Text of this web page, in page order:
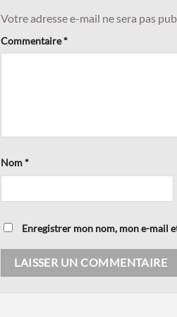
Votre adresse e-mail ne sera pas
Commentaire*
Nom*
Enregistrer mon nom, mon e-mail